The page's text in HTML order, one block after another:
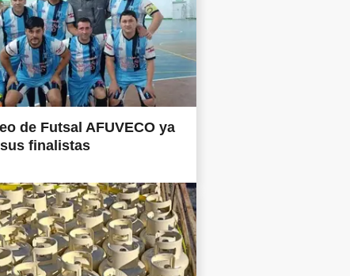
de Futsal AFUVECO ya
finalistas